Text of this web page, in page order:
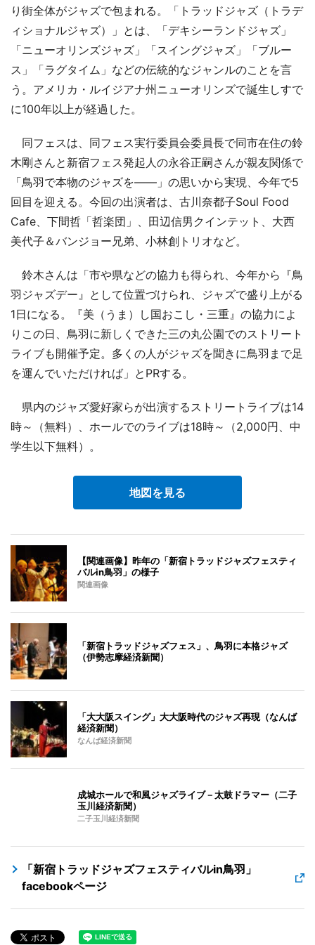
り街全体がジャズで包まれる。「トラッドジャズ（トラデ
ィショナルジャズ）」とは、「デキシーランドジャズ」
「ニューオリンズジャズ」「スイングジャズ」「ブルー
ス」「ラグタイム」などの伝統的なジャンルのことを言
う。アメリカ・ルイジアナ州ニューオリンズで誕生しすで
に100年以上が経過した。
同フェスは、同フェス実行委員会委員長で同市在住の鈴
木剛さんと新宿フェス発起人の永谷正嗣さんが親友関係で
「鳥羽で本物のジャズを――」の思いから実現、今年で5
回目を迎える。今回の出演者は、古川奈都子Soul Food
Cafe、下間哲「哲楽団」、田辺信男クインテット、大西
美代子＆バンジョー兄弟、小林創トリオなど。
鈴木さんは「市や県などの協力も得られ、今年から『鳥
羽ジャズデー』として位置づけられ、ジャズで盛り上がる
1日になる。『美（うま）し国おこし・三重』の協力によ
りこの日、鳥羽に新しくできた三の丸公園でのストリート
ライブも開催予定。多くの人がジャズを聞きに鳥羽まで足
を運んでいただければ」とPRする。
県内のジャズ愛好家らが出演するストリートライブは14
時～（無料）、ホールでのライブは18時～（2,000円、中
学生以下無料）。
地図を見る
【関連画像】昨年の「新宿トラッドジャズフェスティ
バルin鳥羽」の様子
関連画像
「新宿トラッドジャズフェス」、鳥羽に本格ジャズ
（伊勢志摩経済新聞）
「大大阪スイング」大大阪時代のジャズ再現（なんば
経済新聞）
なんば経済新聞
成城ホールで和風ジャズライブ－太鼓ドラマー（二子
玉川経済新聞）
二子玉川経済新聞
「新宿トラッドジャズフェスティバルin鳥羽」
facebookページ